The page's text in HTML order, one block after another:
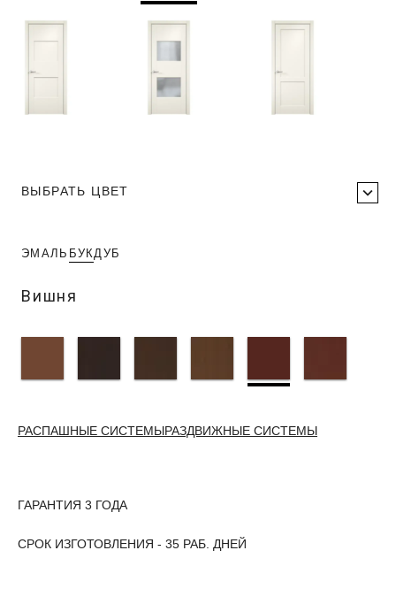
ВЫБРАТЬ ЦВЕТ
ЭМАЛЬ БУКДУБ
Вишня
РАСПАШНЫЕ СИСТЕМЫРАЗДВИЖНЫЕ СИСТЕМЫ
ГАРАНТИЯ 3 ГОДА
СРОК ИЗГОТОВЛЕНИЯ - 35 РАБ. ДНЕЙ